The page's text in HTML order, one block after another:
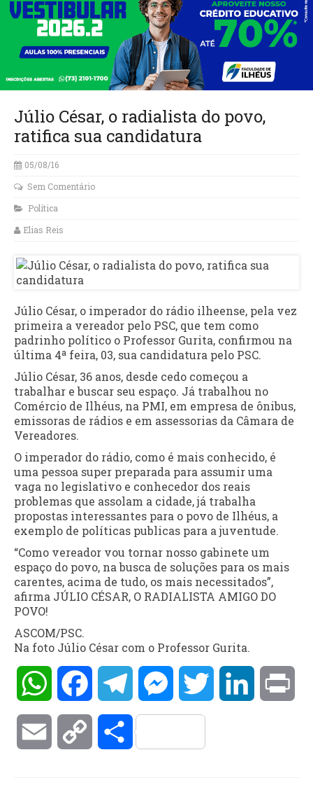
Júlio César, o radialista do povo,
ratifica sua candidatura
05/08/16
Sem Comentário
Política
Elias Reis
Júlio César, o imperador do rádio ilheense, pela vez
primeira a vereador pelo PSC, que tem como
padrinho político o Professor Gurita, confirmou na
última 4ª feira, 03, sua candidatura pelo PSC.
Júlio César, 36 anos, desde cedo começou a
trabalhar e buscar seu espaço. Já trabalhou no
Comércio de Ilhéus, na PMI, em empresa de ônibus,
emissoras de rádios e em assessorias da Câmara de
Vereadores.
O imperador do rádio, como é mais conhecido, é
uma pessoa super preparada para assumir uma
vaga no legislativo e conhecedor dos reais
problemas que assolam a cidade, já trabalha
propostas interessantes para o povo de Ilhéus, a
exemplo de políticas publicas para a juventude.
“Como vereador vou tornar nosso gabinete um
espaço do povo, na busca de soluções para os mais
carentes, acima de tudo, os mais necessitados”,
afirma JÚLIO CÉSAR, O RADIALISTA AMIGO DO
POVO!
ASCOM/PSC.
Na foto Júlio César com o Professor Gurita.
WhatsAppFacebookTelegramMessengerTwitter LinkedIn
Email Copy Compartilhar